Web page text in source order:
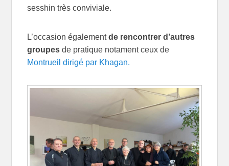
sesshin très conviviale.
L’occasion égalementde rencontrer d’autres
groupes de pratique notament ceux de
Montrueil dirigé par Khagan.